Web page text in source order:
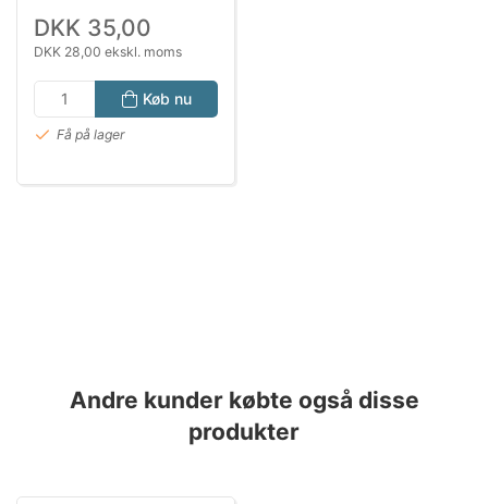
DKK 35,00
DKK 28,00 ekskl. moms
Køb nu
Få på lager
Andre kunder købte også disse
produkter